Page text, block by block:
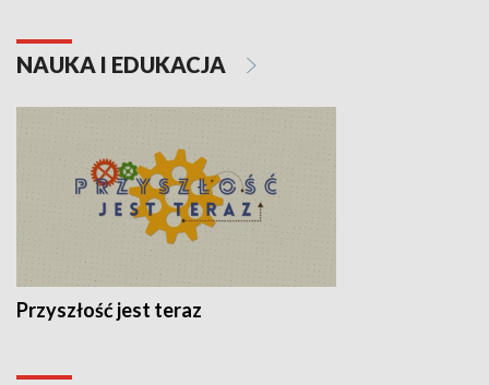
NAUKA I EDUKACJA
Przyszłość jest teraz